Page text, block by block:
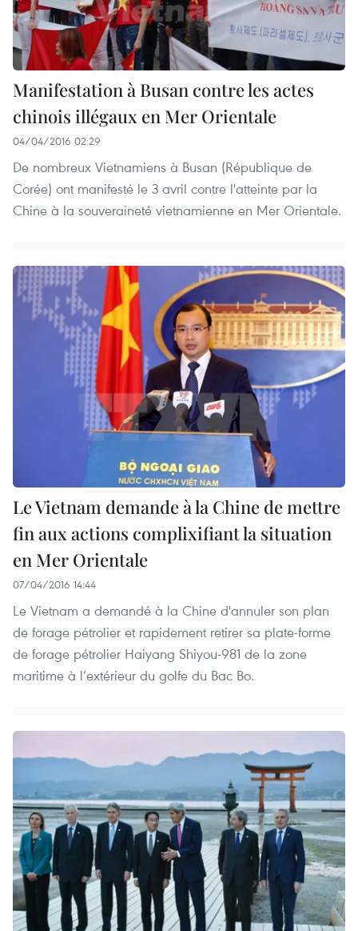
Manifestation à Busan contre les actes
chinois illégaux en Mer Orientale
04/04/2016 02:29
De nombreux Vietnamiens à Busan (République de
Corée) ont manifesté le 3 avril contre l'atteinte par la
Chine à la souveraineté vietnamienne en Mer Orientale.
Le Vietnam demande à la Chine de mettre
fin aux actions complixifiant la situation
en Mer Orientale
07/04/2016 14:44
Le Vietnam a demandé à la Chine d'annuler son plan
de forage pétrolier et rapidement retirer sa plate-forme
de forage pétrolier Haiyang Shiyou-981 de la zone
maritime à l’extérieur du golfe du Bac Bo.